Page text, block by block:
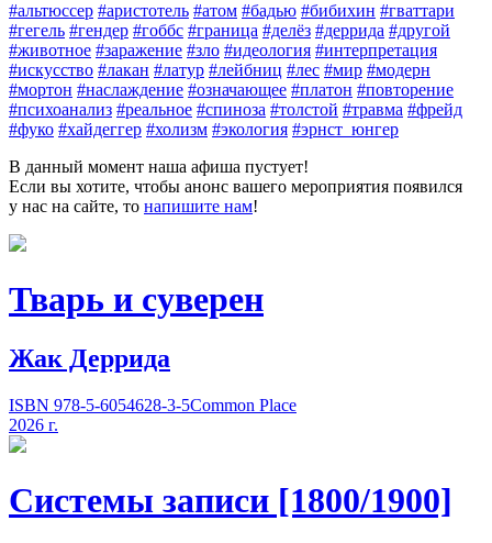
#альтюссер #аристотель #атом #бадью #бибихин #гваттари
#гегель #гендер #гоббс #граница #делёз #деррида #другой
#животное #заражение #зло #идеология #интерпретация
#искусство #лакан #латур #лейбниц #лес #мир #модерн
#мортон #наслаждение #означающее #платон #повторение
#психоанализ #реальное #спиноза #толстой #травма #фрейд
#фуко #хайдеггер #холизм #экология #эрнст_юнгер
В данный момент наша афиша пустует!
Если вы хотите, чтобы анонс вашего мероприятия появился
у нас на сайте, то напишите нам!
Тварь и суверен
Жак Деррида
ISBN 978-5-6054628-3-5Common Place
2026 г.
Системы записи [1800/1900]